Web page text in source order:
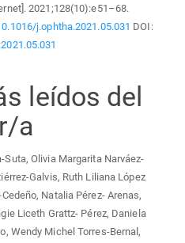
2021;128(10):e51–68.
j.ophtha.2021.05.031 DOI:
leídos del
a
Suta, Olivia Margarita Narváez-
Galvis, Ruth Liliana López
Natalia Pérez- Arenas,
Liceth Grattz- Pérez, Daniela
Wendy Michel Torres-Bernal,